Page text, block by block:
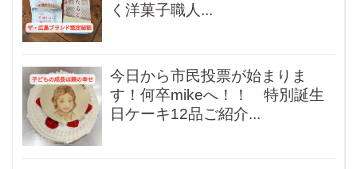
く洋菓子職人...
今日から市民投票が始まりま
す！何卒mikeへ！！ 特別誕生
日ケーキ12品ご紹介...